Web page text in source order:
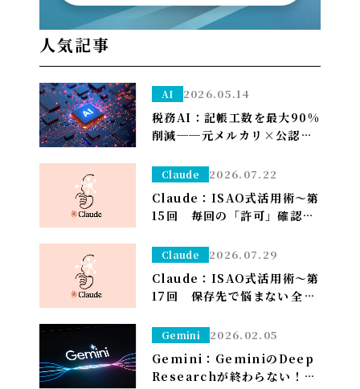
人気記事
AI 2026.05.14
税務AI：記帳工数を最大90%
削減──元メルカリ×公認会
Zeimee、半年後の本格投入
Claude 2026.07.22
Claude：ISAO式活用術～第
15回 毎回の「許可」確認が
は「常に許可」で流す（※管
Claude 2026.07.29
Claude：ISAO式活用術～第
17回 保存先で悩まない――全部
して、仕分けはClaudeに任
Gemini 2026.02.05
Gemini：GeminiのDeep
Researchが終わらない！？